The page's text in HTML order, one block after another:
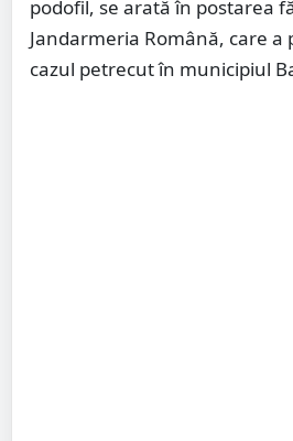
podofil, se arată în postarea
Jandarmeria Română, care a
cazul petrecut în municipiul